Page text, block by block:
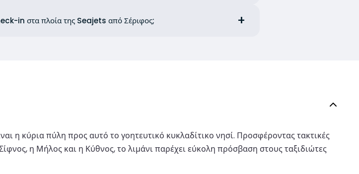
in στα πλοία της Seajets από Σέριφος;
η κύρια πύλη προς αυτό το γοητευτικό κυκλαδίτικο νησί. Προσφέροντας τακτικές
η Μήλος και η Κύθνος, το λιμάνι παρέχει εύκολη πρόσβαση στους ταξιδιώτες